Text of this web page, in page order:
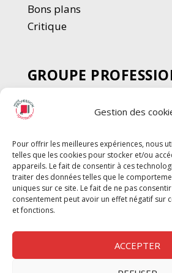
Gestion des
Pour offrir les meilleures expériences, nous
telles que les cookies pour stocker et/ou
appareils. Le fait de consentir à ces
traiter des données telles que le
uniques sur ce site. Le fait de ne pas
consentement peut avoir un effet négatif sur
et fonctions.
ACCEPTER
Bons plans
Critique
GROUPE
SPECTACLE
Chèque Intermittents
Chèque Compta
Chèque Emploi Spectacle
G-Pods
Profession Audio-visuel